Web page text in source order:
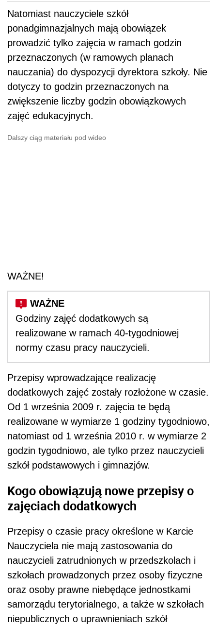
Natomiast nauczyciele szkół
ponadgimnazjalnych mają obowiązek
prowadzić tylko zajęcia w ramach godzin
przeznaczonych (w ramowych planach
nauczania) do dyspozycji dyrektora szkoły. Nie
dotyczy to godzin przeznaczonych na
zwiększenie liczby godzin obowiązkowych
zajęć edukacyjnych.
Dalszy ciąg materiału pod wideo
WAŻNE!
Godziny zajęć dodatkowych są
realizowane w ramach 40-tygodniowej
normy czasu pracy nauczycieli.
Przepisy wprowadzające realizację
dodatkowych zajęć zostały rozłożone w czasie.
Od 1 września 2009 r. zajęcia te będą
realizowane w wymiarze 1 godziny tygodniowo,
natomiast od 1 września 2010 r. w wymiarze 2
godzin tygodniowo, ale tylko przez nauczycieli
szkół podstawowych i gimnazjów.
Kogo obowiązują nowe przepisy o
zajęciach dodatkowych
Przepisy o czasie pracy określone w Karcie
Nauczyciela nie mają zastosowania do
nauczycieli zatrudnionych w przedszkolach i
szkołach prowadzonych przez osoby fizyczne
oraz osoby prawne niebędące jednostkami
samorządu terytorialnego, a także w szkołach
niepublicznych o uprawnieniach szkół